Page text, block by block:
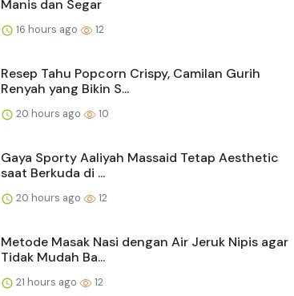
Manis dan Segar
16 hours ago 12
Resep Tahu Popcorn Crispy, Camilan Gurih
Renyah yang Bikin S...
20 hours ago 10
Gaya Sporty Aaliyah Massaid Tetap Aesthetic
saat Berkuda di ...
20 hours ago 12
Metode Masak Nasi dengan Air Jeruk Nipis agar
Tidak Mudah Ba...
21 hours ago 12